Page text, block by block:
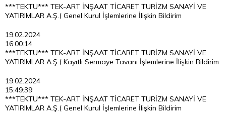
***TEKTU*** TEK-ART İNŞAAT TİCARET TURİZM SANAYİ VE
YATIRIMLAR A.Ş.( Genel Kurul İşlemlerine İlişkin Bildirim
19.02.2024
16:00:14
***TEKTU*** TEK-ART İNŞAAT TİCARET TURİZM SANAYİ VE
YATIRIMLAR A.Ş.( Kayıtlı Sermaye Tavanı İşlemlerine İlişkin Bildirim
19.02.2024
15:49:39
***TEKTU*** TEK-ART İNŞAAT TİCARET TURİZM SANAYİ VE
YATIRIMLAR A.Ş.( Genel Kurul İşlemlerine İlişkin Bildirim